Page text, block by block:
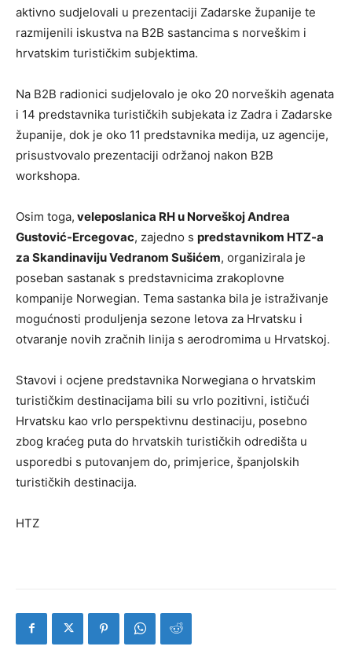
aktivno sudjelovali u prezentaciji Zadarske županije te
razmijenili iskustva na B2B sastancima s norveškim i
hrvatskim turističkim subjektima.
Na B2B radionici sudjelovalo je oko 20 norveških agenata
i 14 predstavnika turističkih subjekata iz Zadra i Zadarske
županije, dok je oko 11 predstavnika medija, uz agencije,
prisustvovalo prezentaciji održanoj nakon B2B
workshopa.
Osim toga, veleposlanica RH u Norveškoj Andrea
Gustović-Ercegovac, zajedno s predstavnikom HTZ-a
za Skandinaviju Vedranom Sušićem, organizirala je
poseban sastanak s predstavnicima zrakoplovne
kompanije Norwegian. Tema sastanka bila je istraživanje
mogućnosti produljenja sezone letova za Hrvatsku i
otvaranje novih zračnih linija s aerodromima u Hrvatskoj.
Stavovi i ocjene predstavnika Norwegiana o hrvatskim
turističkim destinacijama bili su vrlo pozitivni, ističući
Hrvatsku kao vrlo perspektivnu destinaciju, posebno
zbog kraćeg puta do hrvatskih turističkih odredišta u
usporedbi s putovanjem do, primjerice, španjolskih
turističkih destinacija.
HTZ